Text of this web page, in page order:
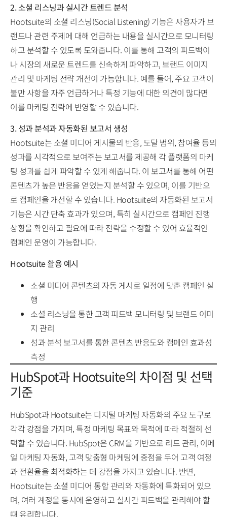
2. 소셜 리스닝과 실시간 트렌드 분석
Hootsuite의 소셜 리스닝(Social Listening) 기능은 사용자가 브
랜드나 관련 주제에 대해 언급하는 내용을 실시간으로 모니터링
하고 분석할 수 있도록 도와줍니다. 이를 통해 고객의 피드백이
나 시장의 새로운 트렌드를 신속하게 파악하고, 브랜드 이미지
관리 및 마케팅 전략 개선이 가능합니다. 예를 들어, 주요 고객이
불만 사항을 자주 언급하거나 특정 기능에 대한 의견이 많다면
이를 마케팅 전략에 반영할 수 있습니다.
3. 성과 분석과 자동화된 보고서 생성
Hootsuite는 소셜 미디어 게시물의 반응, 도달 범위, 참여율 등의
성과를 시각적으로 보여주는 보고서를 제공해 각 플랫폼의 마케
팅 성과를 쉽게 파악할 수 있게 해줍니다. 이 보고서를 통해 어떤
콘텐츠가 높은 반응을 얻었는지 분석할 수 있으며, 이를 기반으
로 캠페인을 개선할 수 있습니다. Hootsuite의 자동화된 보고서
기능은 시간 단축 효과가 있으며, 특히 실시간으로 캠페인 진행
상황을 확인하고 필요에 따라 전략을 수정할 수 있어 효율적인
캠페인 운영이 가능합니다.
Hootsuite 활용 예시
소셜 미디어 콘텐츠의 자동 게시로 일정에 맞춘 캠페인 실
행
소셜 리스닝을 통한 고객 피드백 모니터링 및 브랜드 이미
지 관리
성과 분석 보고서를 통한 콘텐츠 반응도와 캠페인 효과성
측정
HubSpot과 Hootsuite의 차이점 및 선택
기준
HubSpot과 Hootsuite는 디지털 마케팅 자동화의 주요 도구로
각각 강점을 가지며, 특정 마케팅 목표와 목적에 따라 적절히 선
택할 수 있습니다. HubSpot은 CRM을 기반으로 리드 관리, 이메
일 마케팅 자동화, 고객 맞춤형 마케팅에 중점을 두어 고객 여정
과 전환율을 최적화하는 데 강점을 가지고 있습니다. 반면,
Hootsuite는 소셜 미디어 통합 관리와 자동화에 특화되어 있으
며, 여러 계정을 동시에 운영하고 실시간 피드백을 관리해야 할
때 유리합니다.